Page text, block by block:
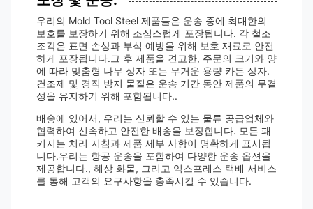
우리의 Mold Tool Steel 제품들은 운송 중에 최대한의
보호를 보장하기 위해 조심스럽게 포장됩니다. 각 철조
조각은 표면 손상과 부식 예방을 위해 보호 재료로 안전
하게 포장됩니다.그 후 제품을 견고한, 주문의 크기와 양
에 따라 맞춤형 나무 상자 또는 무거운 용량 카든 상자.
건조제 및 경직 방지 물질은 운송 기간 동안 제품의 무결
성을 유지하기 위해 포함됩니다..
배송에 있어서, 우리는 신뢰할 수 있는 물류 공급업체와
협력하여 신속하고 안전한 배송을 보장합니다. 모든 패
키지는 처리 지침과 제품 세부 사항이 명확하게 표시됩
니다.우리는 항공 운송을 포함하여 다양한 운송 옵션을
제공합니다., 해상 화물, 그리고 익스프레스 택배 서비스
를 통해 고객의 요구사항을 충족시킬 수 있습니다.